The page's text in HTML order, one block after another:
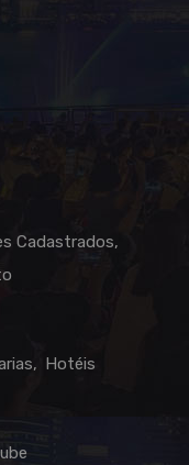
Cadastrados
Hotéis